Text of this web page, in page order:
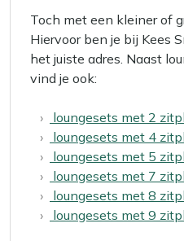
Toch met een kleiner of
Hiervoor ben je bij Kees
het juiste adres. Naast
vind je ook:
loungesets met 2
loungesets met 4
loungesets met 5
loungesets met 7
loungesets met 8
loungesets met 9